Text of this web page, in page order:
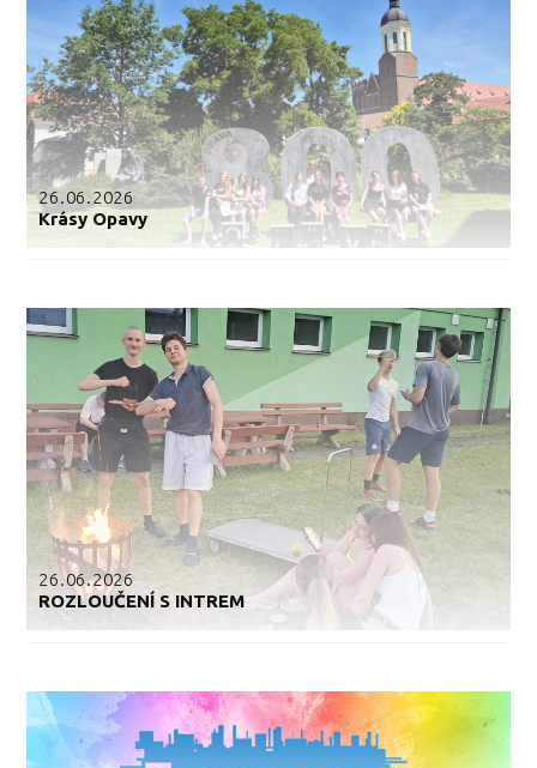
26.06.2026
Krásy Opavy
26.06.2026
ROZLOUČENÍ S INTREM